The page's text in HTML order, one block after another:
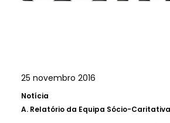
25 novembro 2016
Notícia
A. Relatório da Equipa Sócio-Caritativa